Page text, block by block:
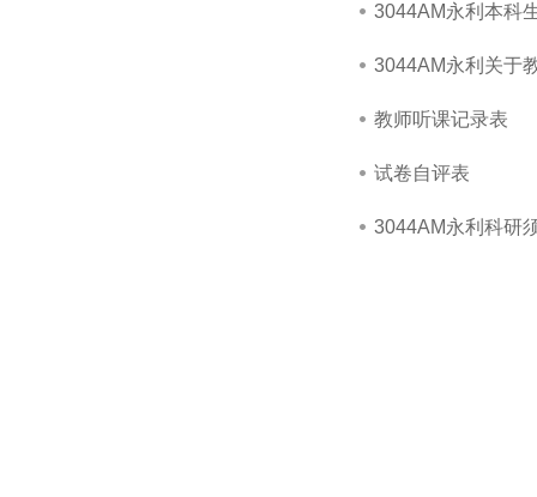
3044AM永利本科
3044AM永利关于
教师听课记录表
试卷自评表
3044AM永利科研